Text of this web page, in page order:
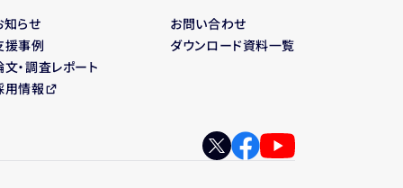
知らせ
援事例
文・調査レポート
用情報
お問い合わせ
ダウンロード資料一覧